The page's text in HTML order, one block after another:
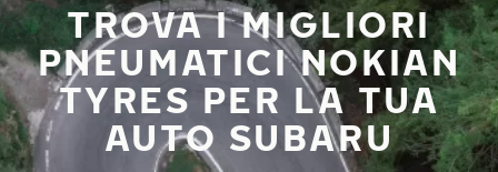
TROVA I MIGLIORI
PNEUMATICI NOKIAN
TYRES PER LA TUA
AUTO SUBARU